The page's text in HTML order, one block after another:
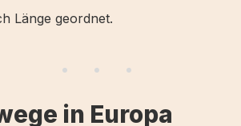
Länge geordnet.
in Europa